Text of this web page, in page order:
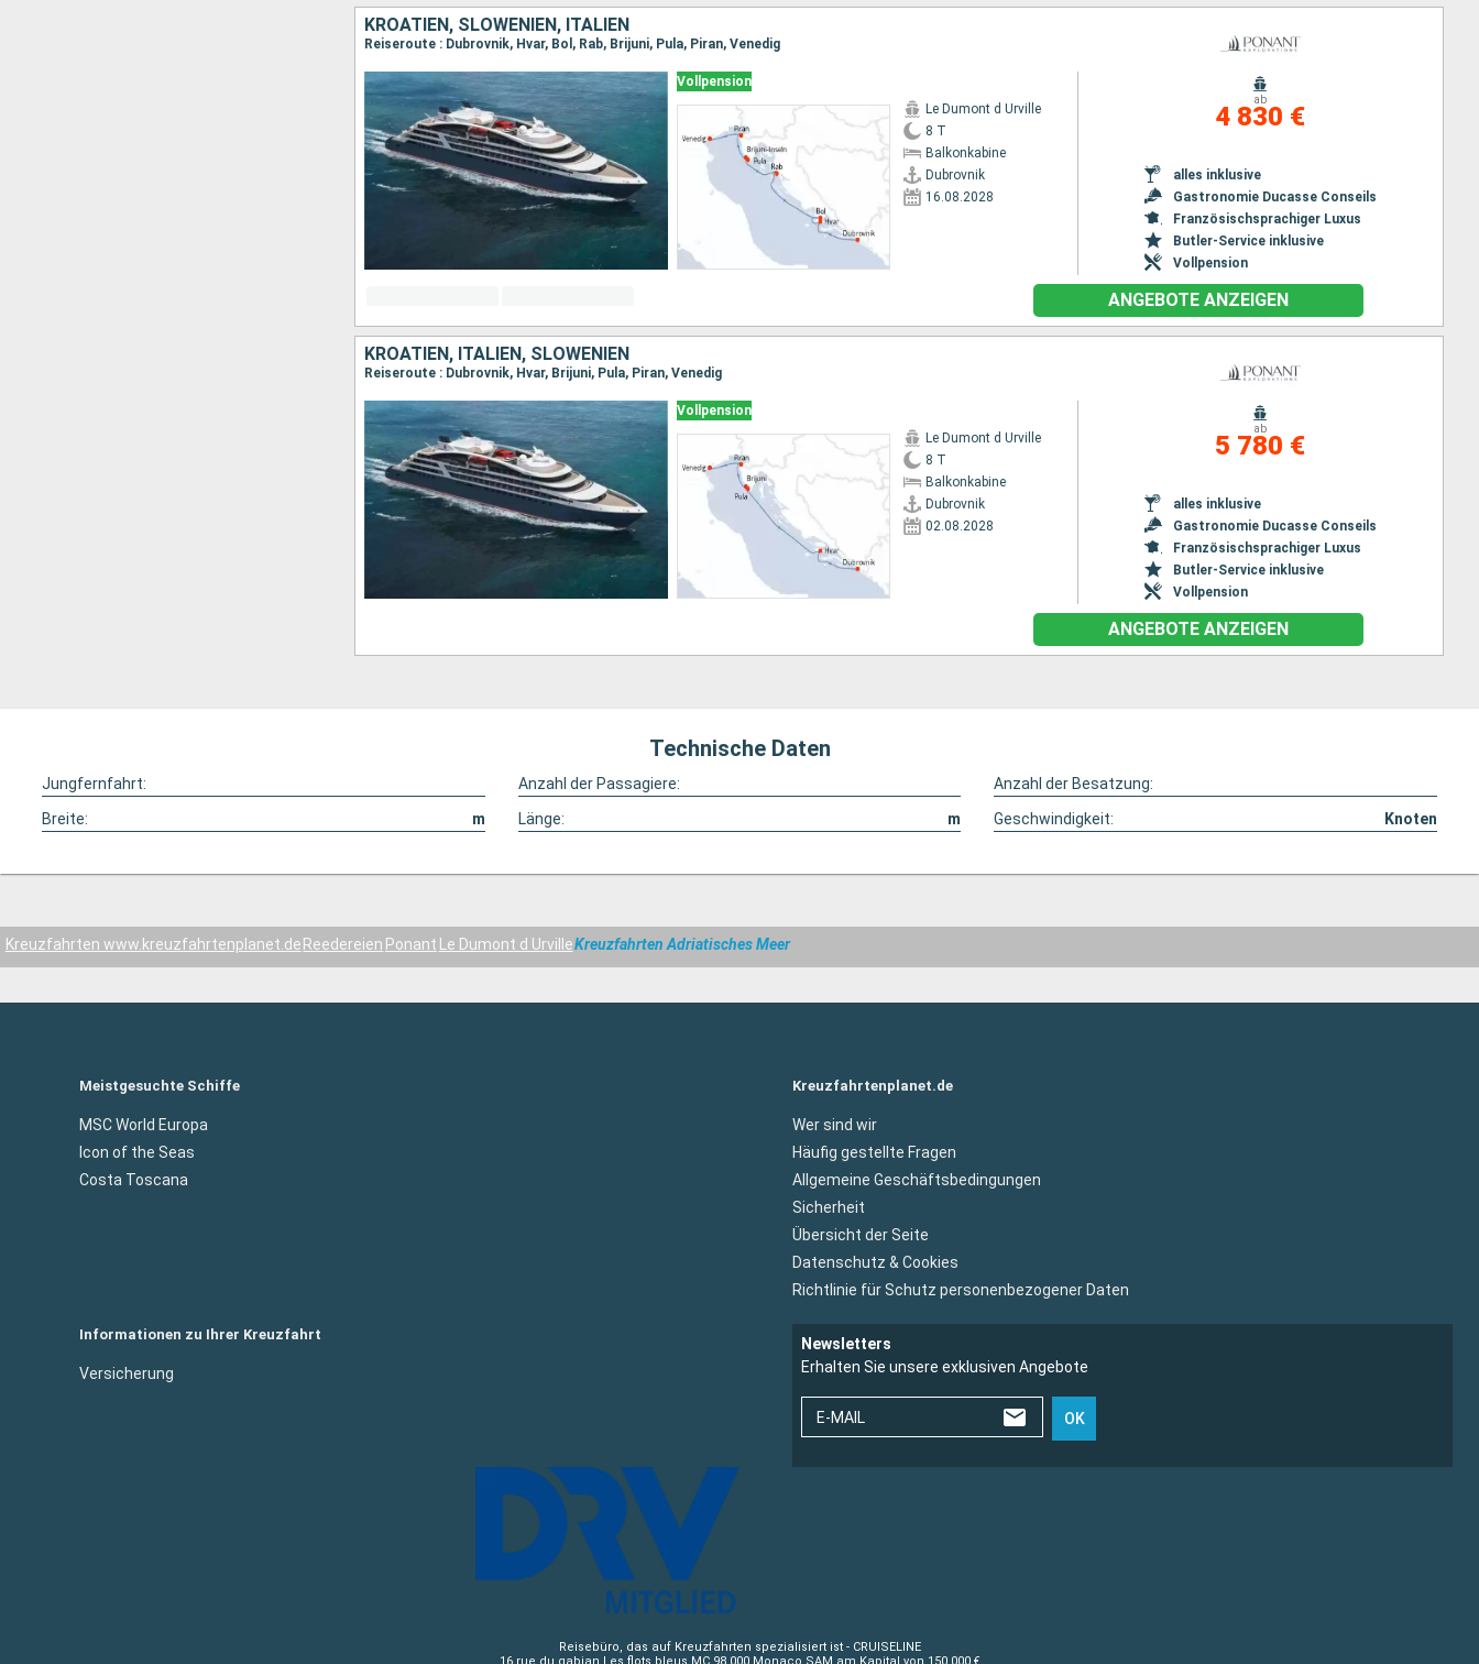
KROATIEN, SLOWENIEN, ITALIEN
Reiseroute : Dubrovnik, Hvar, Bol, Rab, Brijuni, Pula, Piran, Venedig
Vollpension
Le Dumont d Urville
8 T
Balkonkabine
Dubrovnik
16.08.2028
ab
4 830 €
alles inklusive
Gastronomie Ducasse Conseils
Französischsprachiger Luxus
Butler-Service inklusive
Vollpension
ANGEBOTE ANZEIGEN
KROATIEN, ITALIEN, SLOWENIEN
Reiseroute : Dubrovnik, Hvar, Brijuni, Pula, Piran, Venedig
Vollpension
Le Dumont d Urville
8 T
Balkonkabine
Dubrovnik
02.08.2028
ab
5 780 €
alles inklusive
Gastronomie Ducasse Conseils
Französischsprachiger Luxus
Butler-Service inklusive
Vollpension
ANGEBOTE ANZEIGEN
Technische Daten
Jungfernfahrt: Anzahl der Passagiere:
Anzahl der Besatzung:
Breite:
m Länge: m Geschwindigkeit: Knoten
Kreuzfahrten www.kreuzfahrtenplanet.de Reedereien Ponant Le Dumont d UrvilleKreuzfahrten Adriatisches Meer
Meistgesuchte Schiffe
MSC World Europa
Icon of the Seas
Costa Toscana
Kreuzfahrtenplanet.de
Wer sind wir
Häufig gestellte Fragen
Allgemeine Geschäftsbedingungen
Sicherheit
Übersicht der Seite
Datenschutz & Cookies
Richtlinie für Schutz personenbezogener Daten
Informationen zu Ihrer Kreuzfahrt
Versicherung
Newsletters
Erhalten Sie unsere exklusiven Angebote
E-MAIL OK
Reisebüro, das auf Kreuzfahrten spezialisiert ist - CRUISELINE